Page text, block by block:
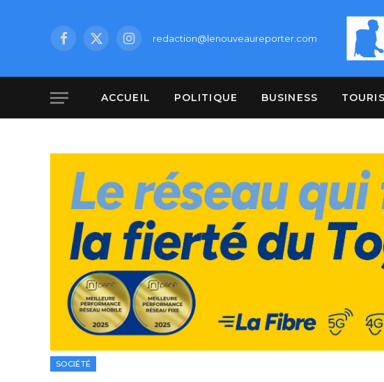
Facebook
X
Instagramredaction@lenouveaureporter.com
ACCUEIL POLITIQUE BUSINESS
SOCIÉTÉ